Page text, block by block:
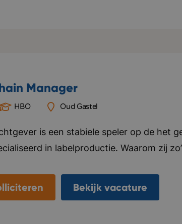
Manager
HBO Oud Gastel
is een stabiele speler op de het
in labelproductie. Waarom zij
en blijven zichzelf ontwikkelen. Ze
Bekijk vacature